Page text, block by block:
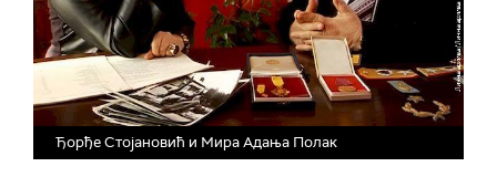
Ђорђе Стојановић и Мира Адања Полак